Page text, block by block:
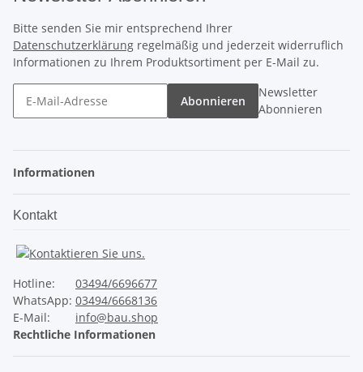
Bitte senden Sie mir entsprechend Ihrer
Datenschutzerklärung regelmäßig und jederzeit widerruflich
Informationen zu Ihrem Produktsortiment per E-Mail zu.
Abonnieren
Newsletter
Abonnieren
Informationen
Kontakt
Hotline:
03494/6696677
WhatsApp: 03494/6668136
E-Mail:
info@bau.shop
Rechtliche Informationen